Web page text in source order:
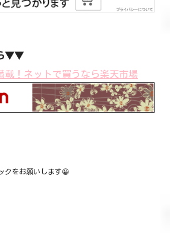
ら▼▼
載！ネットで買うなら楽天市場
クをお願いします😀